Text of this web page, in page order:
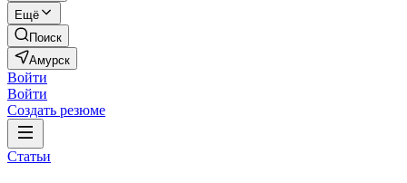
Ещё
Поиск
Амурск
Войти
Войти
Создать резюме
Статьи